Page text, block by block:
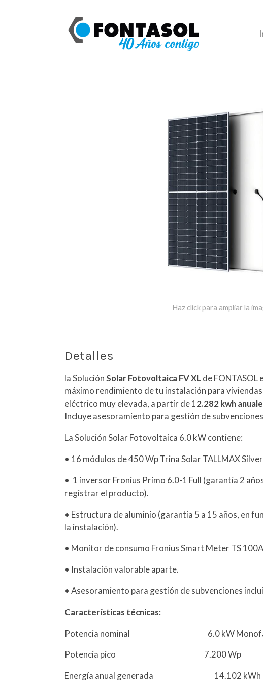
Haz click para ampliar la
Detalles
la SoluciónSolar Fotovoltaica FV XL de FONTASOL
máximo rendimiento de tu instalación para
eléctrico muy elevada, a partir de 12.282 kwh
Incluye asesoramiento para gestión de
La Solución Solar Fotovoltaica 6.0 kW contiene:
• 16 módulos de 450 Wp Trina Solar TALLMAX
• 1 inversor Fronius Primo 6.0-1 Full (garantía 2
registrar el producto).
• Estructura de aluminio (garantía 5 a 15 años, en
la instalación).
• Monitor de consumo Fronius Smart Meter TS
• Instalación valorable aparte.
• Asesoramiento para gestión de subvenciones
Características técnicas:
Potencia nominal 6.0 kW
Potencia pico 7.200 Wp
Energía anual generada 14.102 kWh